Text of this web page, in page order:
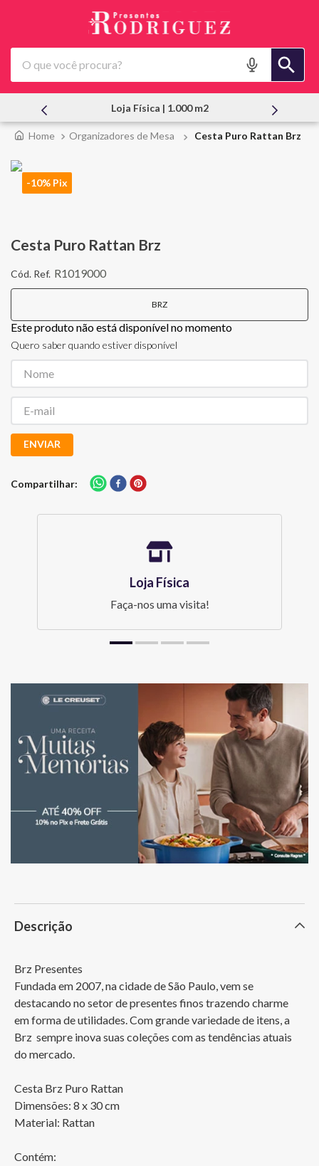
O que você procura?
Atendimento Pessoal
Organizadores de Mesa Cesta Puro Rattan Brz
-10% Pix
Cesta Puro Rattan Brz
R1019000
BRZ
Este produto não está disponível no momento
Quero saber quando estiver disponível
ENVIAR
Compartilhar
Loja Física
Faça-nos uma visita!
Descrição
Brz Presentes
Fundada em 2007, na cidade de São Paulo, vem se
destacando no setor de presentes finos trazendo charme
em forma de utilidades. Com grande variedade de itens, a
Brz  sempre inova suas coleções com as tendências atuais
do mercado.
Cesta Brz Puro Rattan
Dimensões: 8 x 30 cm
Material: Rattan
Contém: